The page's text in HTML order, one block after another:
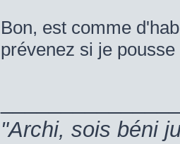
Bon, est comme
prévenez si je
"Archi, sois béni